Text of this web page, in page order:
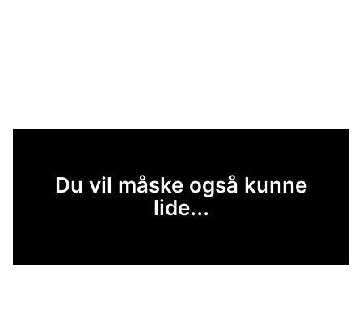
Du vil måske også kunne
lide...